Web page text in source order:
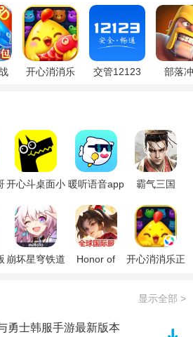
开心消消乐 交管12123 部落
开心斗桌面小 暖听语音app
霸气三国
崩坏星穹铁道
Honor of
开心消消乐正
显示全部 >
勇士韩服手游最新版本